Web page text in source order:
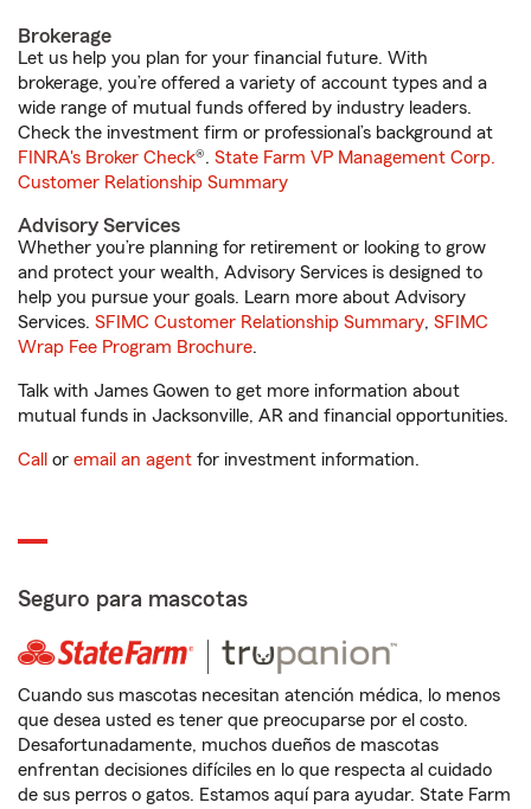
Brokerage
Let us help you plan for your financial future. With
brokerage, you’re offered a variety of account types and a
wide range of mutual funds offered by industry leaders.
Check the investment firm or professional’s background at
FINRA's Broker Check®. State Farm VP Management Corp.
Customer Relationship Summary
Advisory Services
Whether you’re planning for retirement or looking to grow
and protect your wealth, Advisory Services is designed to
help you pursue your goals. Learn more about Advisory
Services. SFIMC Customer Relationship Summary, SFIMC
Wrap Fee Program Brochure.
Talk with James Gowen to get more information about
mutual funds in Jacksonville, AR and financial opportunities.
Call or email an agent for investment information.
Seguro para mascotas
Cuando sus mascotas necesitan atención médica, lo menos
que desea usted es tener que preocuparse por el costo.
Desafortunadamente, muchos dueños de mascotas
enfrentan decisiones difíciles en lo que respecta al cuidado
de sus perros o gatos. Estamos aquí para ayudar. State Farm